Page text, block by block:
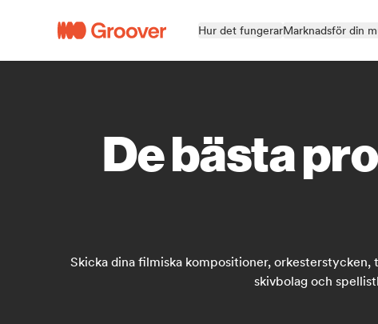
Hur det fungerarMarknadsför din
De bästa
Skicka dina filmiska kompositioner,
skivbolag och